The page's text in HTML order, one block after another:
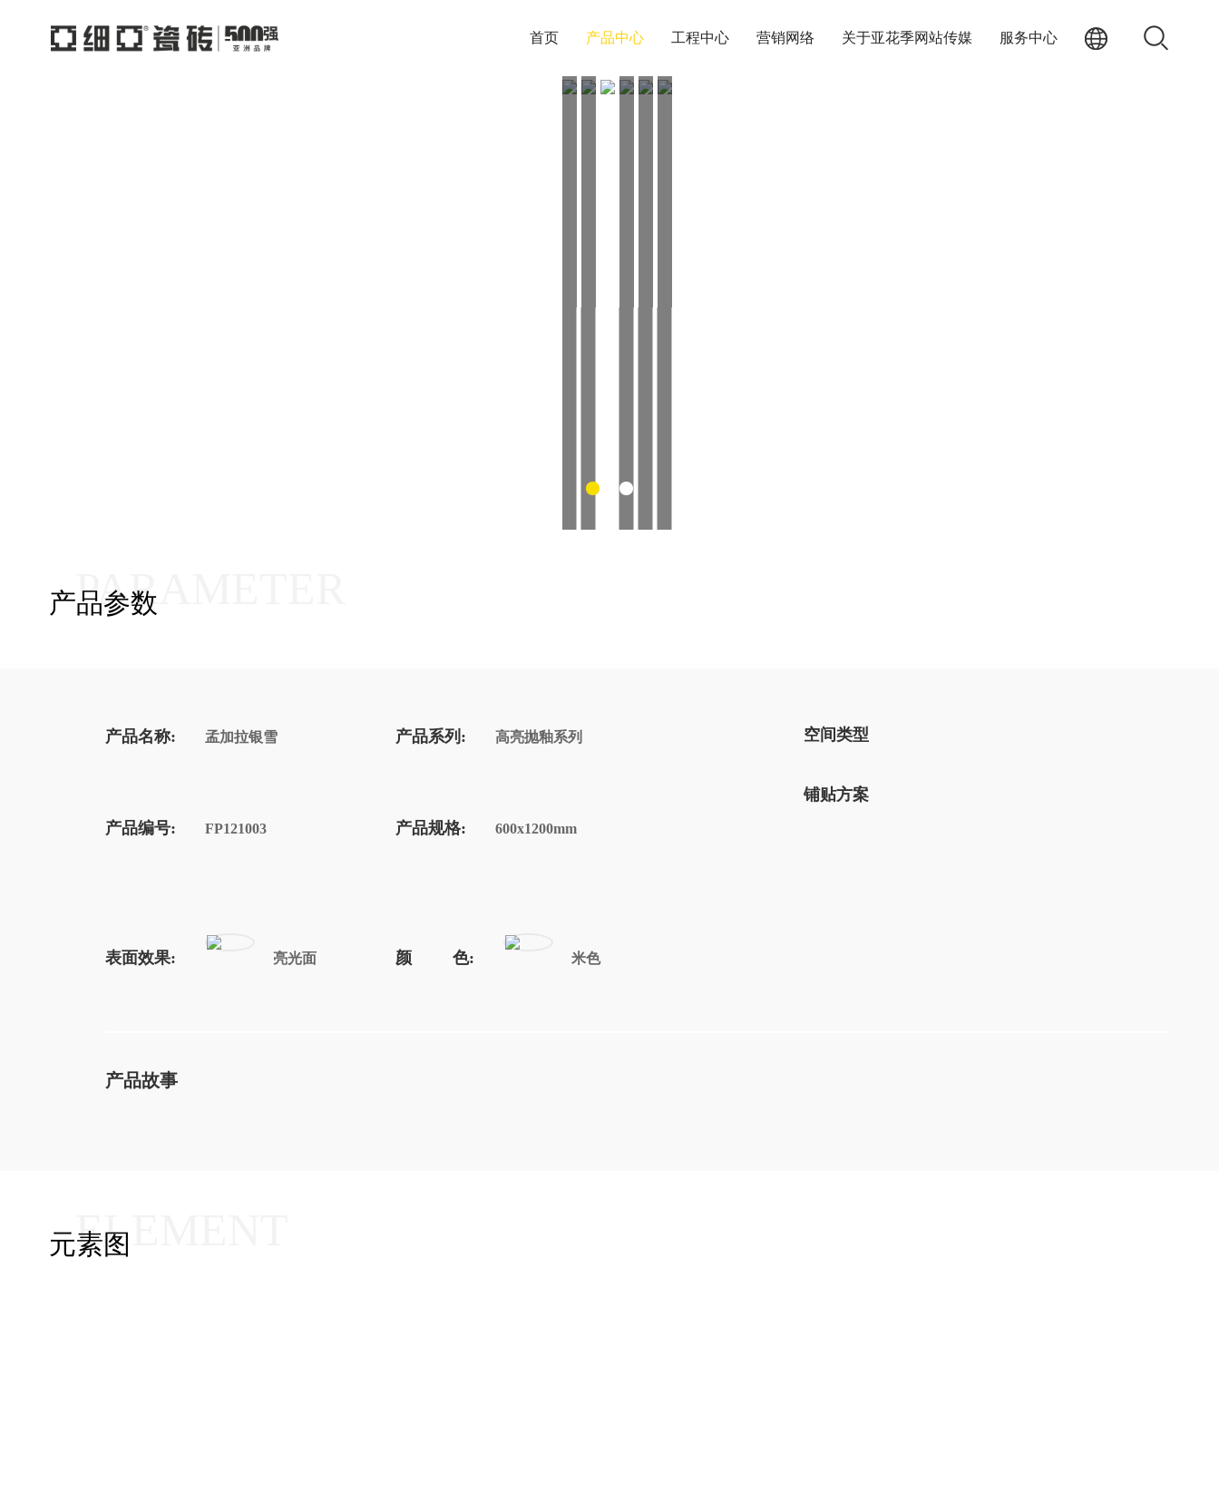
首页 产品中心 工程中心 营销网络 关于亚花季网站传媒 服务中心
产品参数
PARAMETER
产品名称: 孟加拉银雪 产品系列: 高亮抛釉系列
产品编号: FP121003 产品规格: 600x1200mm
表面效果: 亮光面 颜 色: 米色
空间类型
铺贴方案
产品故事
元素图
ELEMENT